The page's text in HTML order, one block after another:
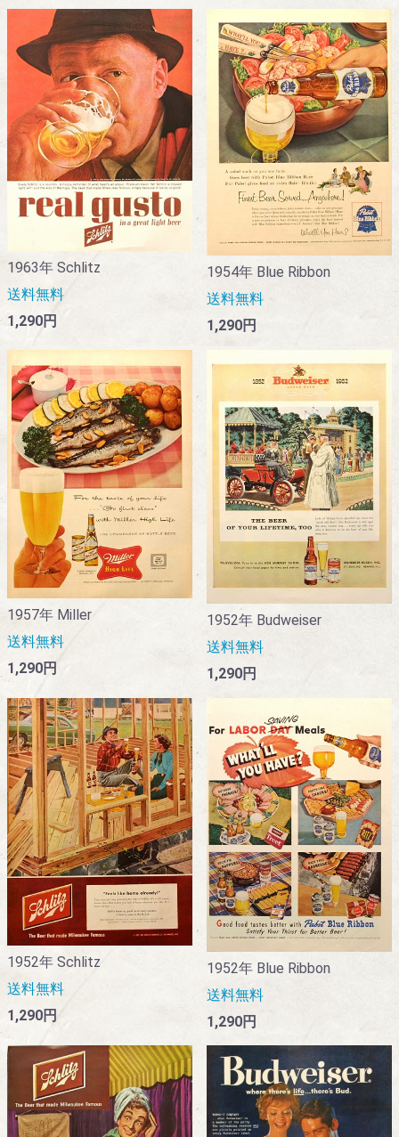
1963年 Schlitz
送料無料
1,290円
1954年 Blue Ribbon
送料無料
1,290円
1957年 Miller
送料無料
1,290円
1952年 Budweiser
送料無料
1,290円
1952年 Schlitz
送料無料
1,290円
1952年 Blue Ribbon
送料無料
1,290円